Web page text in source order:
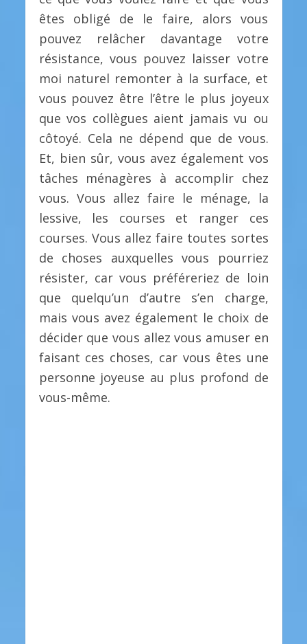
êtes obligé de le faire, alors vous
pouvez relâcher davantage votre
résistance, vous pouvez laisser votre
moi naturel remonter à la surface, et
vous pouvez être l’être le plus joyeux
que vos collègues aient jamais vu ou
côtoyé. Cela ne dépend que de vous.
Et, bien sûr, vous avez également vos
tâches ménagères à accomplir chez
vous. Vous allez faire le ménage, la
lessive, les courses et ranger ces
courses. Vous allez faire toutes sortes
de choses auxquelles vous pourriez
résister, car vous préféreriez de loin
que quelqu’un d’autre s’en charge,
mais vous avez également le choix de
décider que vous allez vous amuser en
faisant ces choses, car vous êtes une
personne joyeuse au plus profond de
vous-même.